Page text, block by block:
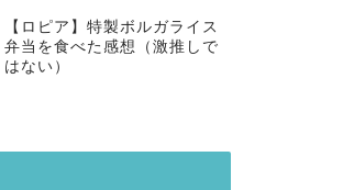
【ロピア】特製ボルガライス
弁当を食べた感想（激推しで
はない）